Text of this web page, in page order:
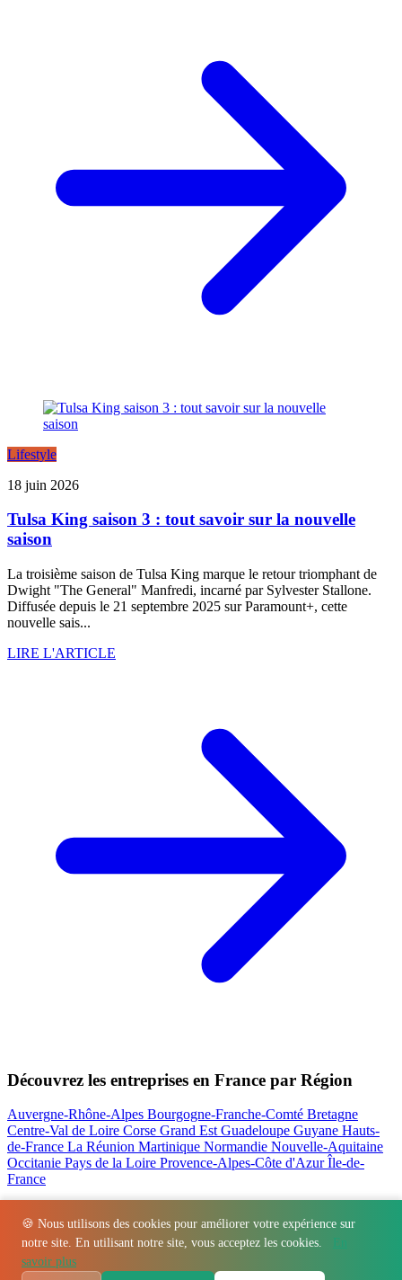
🍪 Nous utilisons des cookies pour améliorer votre expérience sur
notre site. En utilisant notre site, vous acceptez les cookies.
En
savoir plus
Lifestyle
18 juin 2026
Tulsa King saison 3 : tout savoir sur la nouvelle
saison
La troisième saison de Tulsa King marque le retour triomphant de
Dwight "The General" Manfredi, incarné par Sylvester Stallone.
Diffusée depuis le 21 septembre 2025 sur Paramount+, cette
nouvelle sais...
LIRE L'ARTICLE
Découvrez les entreprises en France par Région
Auvergne-Rhône-Alpes Bourgogne-Franche-Comté Bretagne
Centre-Val de Loire Corse Grand EstGuadeloupe Guyane Hauts-
de-France La Réunion Martinique Normandie Nouvelle-Aquitaine
Occitanie Pays de la Loire Provence-Alpes-Côte d'AzurÎle-de-
France
Nos actualités les plus consultées
Régions - Départements - Villes - Entreprises - Marques Contact
Espace presse